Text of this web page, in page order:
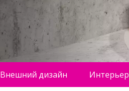
Внешний дизайн Интерьер